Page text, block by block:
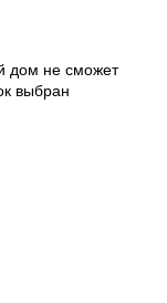
дом не сможет
выбран